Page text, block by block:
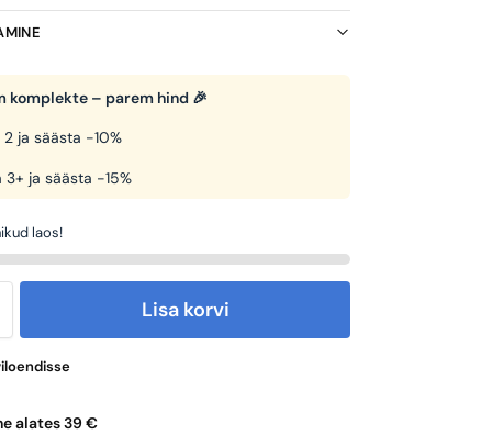
komplekte – parem hind 🎉
2 ja säästa -10%
3+ ja säästa -15%
laos!
Lisa korvi
alates 39 €